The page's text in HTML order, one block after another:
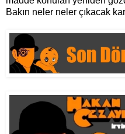
Bakın neler neler çıkacak